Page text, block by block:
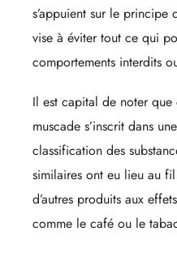
s’appuient sur le
vise à éviter tout ce qui
comportements interdits
Il est capital de noter
muscade s’inscrit dans
classification des
similaires ont eu lieu au
d’autres produits aux
comme le café ou le